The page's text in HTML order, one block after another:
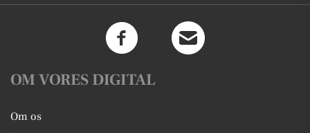
OM VORES DIGITAL
Om os